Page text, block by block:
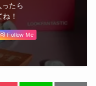
たら
！
Follow Me